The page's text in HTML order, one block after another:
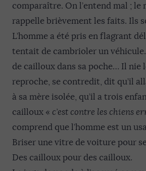
comparaître. On l’entend mal ; le
rappelle brièvement les faits. Ils
L’homme a été pris en flagrant
tentait de cambrioler un
de cailloux dans sa poche… Il nie
reproche, se contredit, dit qu’il
à sa mère isolée, qu’il a trois
cailloux « c’est contre les chiens
comprend que l’homme est un
Briser une vitre de voiture pour
Des cailloux pour des cailloux.